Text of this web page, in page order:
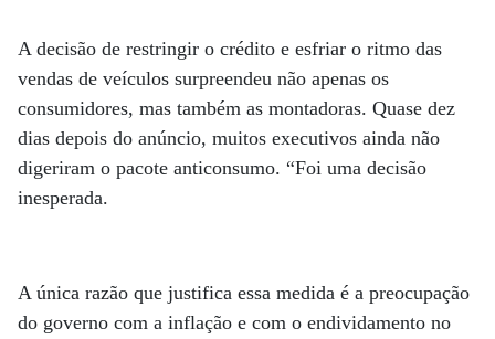
A decisão de restringir o crédito e esfriar o ritmo das
vendas de veículos surpreendeu não apenas os
consumidores, mas também as montadoras. Quase dez
dias depois do anúncio, muitos executivos ainda não
digeriram o pacote anticonsumo. “Foi uma decisão
inesperada.
A única razão que justifica essa medida é a preocupação
do governo com a inflação e com o endividamento no